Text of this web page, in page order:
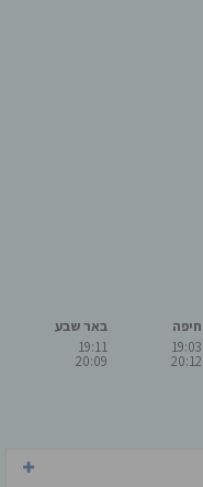
חיפה
19:03
20:12
באר שבע
19:11
20:09